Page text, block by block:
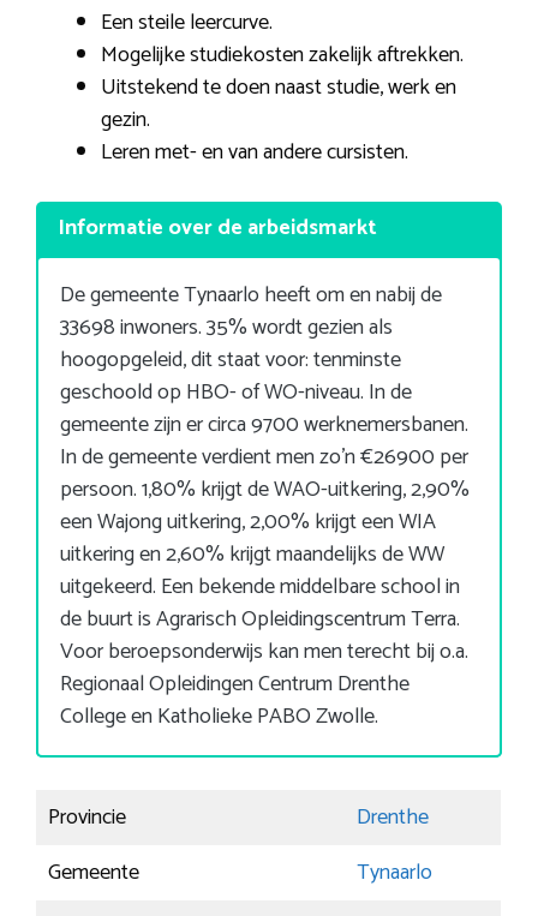
Een steile leercurve.
Mogelijke studiekosten zakelijk aftrekken.
Uitstekend te doen naast studie, werk en
gezin.
Leren met- en van andere cursisten.
Informatie over de arbeidsmarkt
De gemeente Tynaarlo heeft om en nabij de
33698 inwoners. 35% wordt gezien als
hoogopgeleid, dit staat voor: tenminste
geschoold op HBO- of WO-niveau. In de
gemeente zijn er circa 9700 werknemersbanen.
In de gemeente verdient men zo’n €26900 per
persoon. 1,80% krijgt de WAO-uitkering, 2,90%
een Wajong uitkering, 2,00% krijgt een WIA
uitkering en 2,60% krijgt maandelijks de WW
uitgekeerd. Een bekende middelbare school in
de buurt is Agrarisch Opleidingscentrum Terra.
Voor beroepsonderwijs kan men terecht bij o.a.
Regionaal Opleidingen Centrum Drenthe
College en Katholieke PABO Zwolle.
Provincie
Drenthe
Gemeente
Tynaarlo